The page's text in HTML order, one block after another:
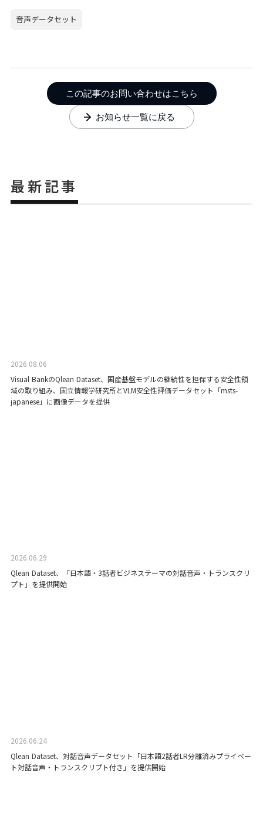
音声データセット
お知らせ一覧に戻る
この記事のお問い合わせはこちら
最新記事
2026.08.06
Visual BankのQlean Dataset、国産基盤モデルの継続性を担保する安全性領
域の取り組み、国立情報学研究所とVLM安全性評価データセット「msts-
japanese」に画像データを提供
2026.06.29
Qlean Dataset、「日本語・3話者ビジネステーマの対話音声・トランスクリ
プト」を提供開始
2026.06.24
Qlean Dataset、対話音声データセット「日本語2話者LR分離済みプライベー
ト対話音声・トランスクリプト付き」を提供開始